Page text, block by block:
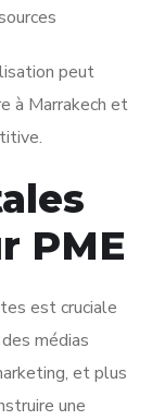
peut
à Marrakech et
PME
est cruciale
médias
et plus
une